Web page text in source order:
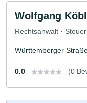
Wolfgang
Rechtsanwalt ·
Württemberger
0.0 (0